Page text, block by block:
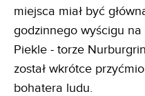
miejsca miał być
godzinnego wyścigu
Piekle - torze
został wkrótce
bohatera ludu.